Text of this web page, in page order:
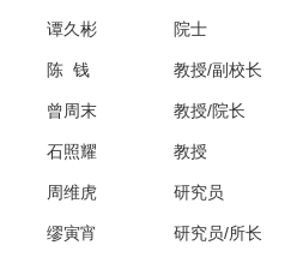
谭久彬 院士
陈 钱 教授/副校长
曾周末 教授/院长
石照耀 教授
周维虎 研究员
缪寅宵 研究员/所长